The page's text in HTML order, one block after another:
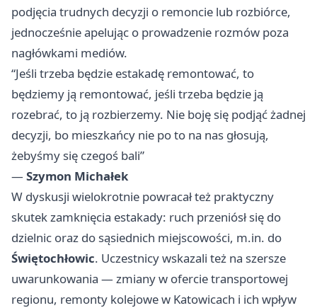
podjęcia trudnych decyzji o remoncie lub rozbiórce,
jednocześnie apelując o prowadzenie rozmów poza
nagłówkami mediów.
“Jeśli trzeba będzie estakadę remontować, to
będziemy ją remontować, jeśli trzeba będzie ją
rozebrać, to ją rozbierzemy. Nie boję się podjąć żadnej
decyzji, bo mieszkańcy nie po to na nas głosują,
żebyśmy się czegoś bali”
— Szymon Michałek
W dyskusji wielokrotnie powracał też praktyczny
skutek zamknięcia estakady: ruch przeniósł się do
dzielnic oraz do sąsiednich miejscowości, m.in. do
Świętochłowic. Uczestnicy wskazali też na szersze
uwarunkowania — zmiany w ofercie transportowej
regionu, remonty kolejowe w Katowicach i ich wpływ